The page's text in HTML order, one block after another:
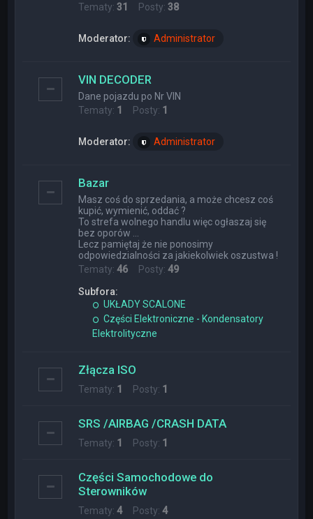
Tematy:31 Posty:38
Moderator: Administrator
VIN DECODER
Dane pojazdu po Nr VIN
Tematy: 1 Posty: 1
Moderator: Administrator
Bazar
Masz coś do sprzedania, a może chcesz coś
kupić, wymienić, oddać ?
To strefa wolnego handlu więc ogłaszaj się
bez oporów ...
Lecz pamiętaj że nie ponosimy
odpowiedzialności za jakiekolwiek oszustwa !
Tematy:46 Posty:49
Subfora:
UKŁADY SCALONE
Części Elektroniczne - Kondensatory
Elektrolityczne
Złącza ISO
Tematy: 1 Posty: 1
SRS /AIRBAG /CRASH DATA
Tematy: 1 Posty: 1
Części Samochodowe do
Sterowników
Tematy:4Posty:4